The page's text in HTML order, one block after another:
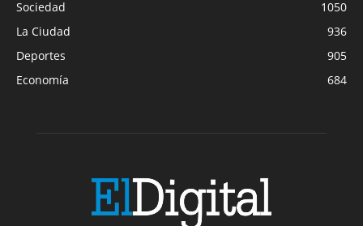
Sociedad
1050
La Ciudad
936
Deportes
905
Economía
684